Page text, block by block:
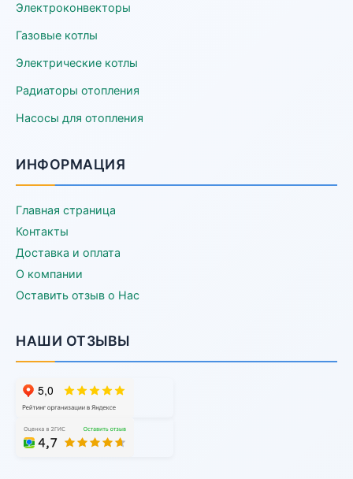
Электроконвекторы
Газовые котлы
Электрические котлы
Радиаторы отопления
Насосы для отопления
ИНФОРМАЦИЯ
Главная страница
Контакты
Доставка и оплата
О компании
Оставить отзыв о Нас
НАШИ ОТЗЫВЫ